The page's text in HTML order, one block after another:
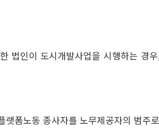
법인이 도시개발사업을 시행하는 경
랫폼노동 종사자를 노무제공자의 범주